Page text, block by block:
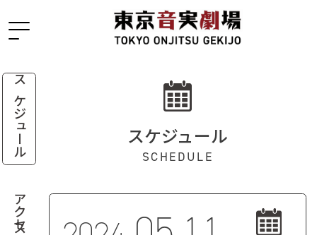
スケジュール
アクセス
スケジュール
SCHEDULE